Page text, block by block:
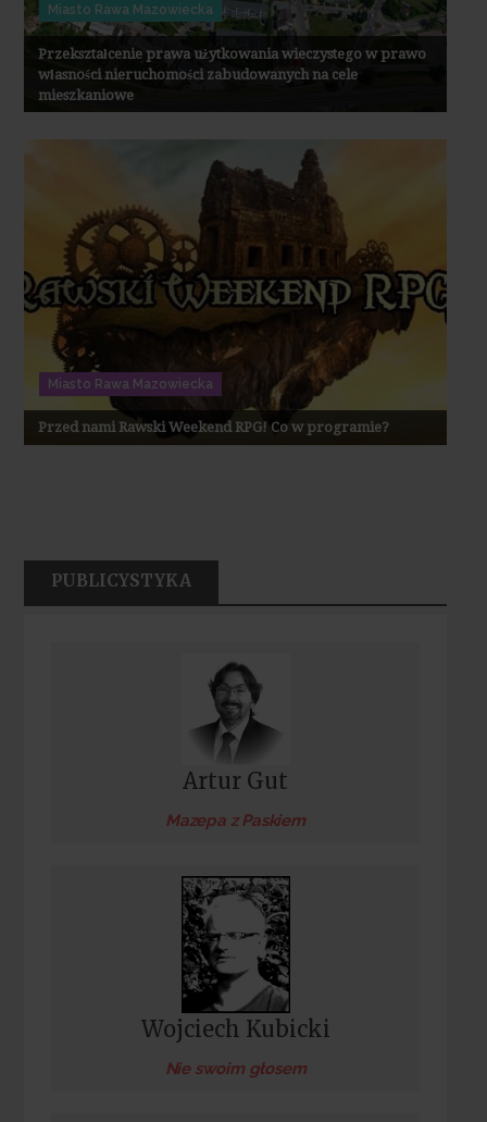
Miasto Rawa Mazowiecka
Przekształcenie prawa użytkowania wieczystego w prawo
własności nieruchomości zabudowanych na cele
mieszkaniowe
Miasto Rawa Mazowiecka
Przed nami Rawski Weekend RPG! Co w programie?
PUBLICYSTYKA
Artur Gut
Mazepa z Paskiem
Wojciech Kubicki
Nie swoim głosem